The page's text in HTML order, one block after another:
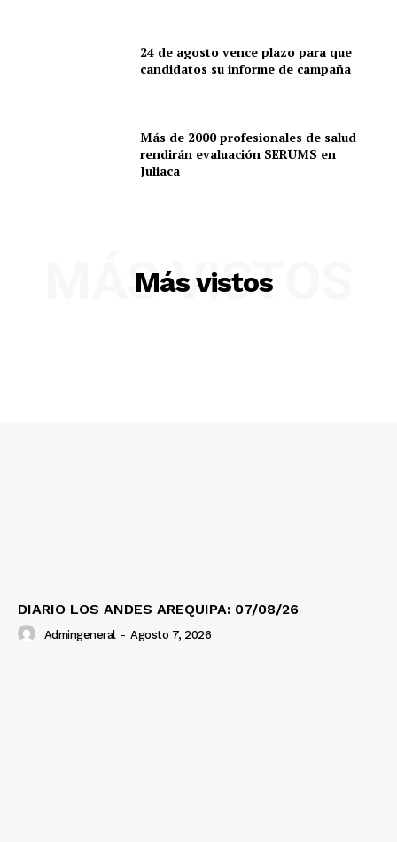
24 de agosto vence plazo para que
candidatos su informe de campaña
Más de 2000 profesionales de salud
rendirán evaluación SERUMS en
Juliaca
Más vistos
MÁS VISTOS
DIARIO LOS ANDES AREQUIPA: 07/08/26
Admingeneral - Agosto 7, 2026